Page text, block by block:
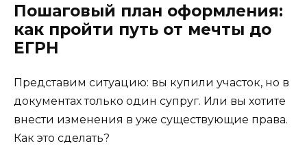
Пошаговый план оформления:
как пройти путь от мечты до
ЕГРН
Представим ситуацию: вы купили участок, но в
документах только один супруг. Или вы хотите
внести изменения в уже существующие права.
Как это сделать?